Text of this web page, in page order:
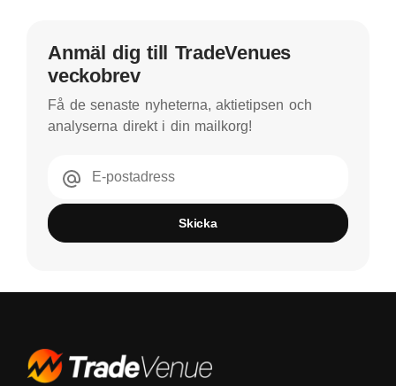
Anmäl dig till TradeVenues
veckobrev
Få de senaste nyheterna, aktietipsen och
analyserna direkt i din mailkorg!
E-postadress
Skicka